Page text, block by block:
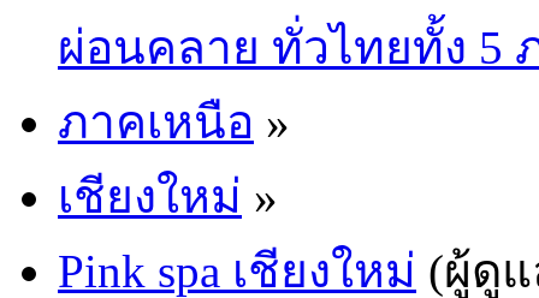
ผ่อนคลาย ทั่วไทยทั้ง 5
ภาคเหนือ »
เชียงใหม่ »
Pink spa เชียงใหม่ (ผู้ดู